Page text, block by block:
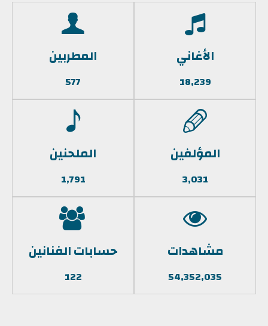
الأغاني
18,239
المطربين
577
المؤلفين
3,031
الملحنين
1,791
مشاهدات
54,352,035
حسابات الفنانين
122